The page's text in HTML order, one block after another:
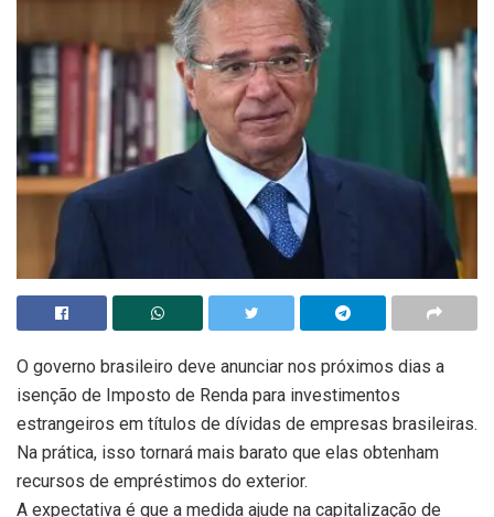
O governo brasileiro deve anunciar nos próximos dias a
isenção de Imposto de Renda para investimentos
estrangeiros em títulos de dívidas de empresas brasileiras.
Na prática, isso tornará mais barato que elas obtenham
recursos de empréstimos do exterior.
A expectativa é que a medida ajude na capitalização de